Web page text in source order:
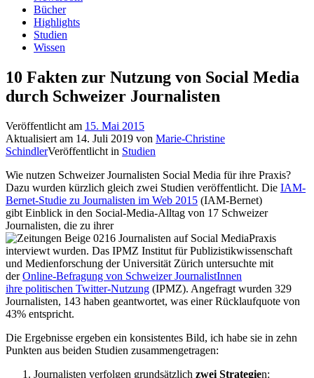
Bücher
Highlights
Studien
Wissen
10 Fakten zur Nutzung von Social Media
durch Schweizer Journalisten
Veröffentlicht am 15. Mai 2015
Aktualisiert am 14. Juli 2019 von Marie-Christine
SchindlerVeröffentlicht in Studien
Wie nutzen Schweizer Journalisten Social Media für ihre Praxis?
Dazu wurden kürzlich gleich zwei Studien veröffentlicht. Die IAM-
Bernet-Studie zu Journalisten im Web 2015 (IAM-Bernet)
gibt Einblick in den Social-Media-Alltag von 17 Schweizer
Journalisten, die zu ihrer
Praxis
interviewt wurden. Das IPMZ Institut für Publizistikwissenschaft
und Medienforschung der Universität Zürich untersuchte mit
derOnline-Befragung von Schweizer JournalistInnen
ihre politischen Twitter-Nutzung (IPMZ). Angefragt wurden 329
Journalisten, 143 haben geantwortet, was einer Rücklaufquote von
43% entspricht.
Die Ergebnisse ergeben ein konsistentes Bild, ich habe sie in zehn
Punkten aus beiden Studien zusammengetragen:
Journalisten verfolgen grundsätzlich zwei Strategien: